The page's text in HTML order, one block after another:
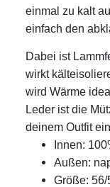
einmal zu kalt
einfach den
Dabei ist
wirkt
wird Wärme
Leder ist die
deinem Outfit
Innen:
Außen:
Größe: 56/